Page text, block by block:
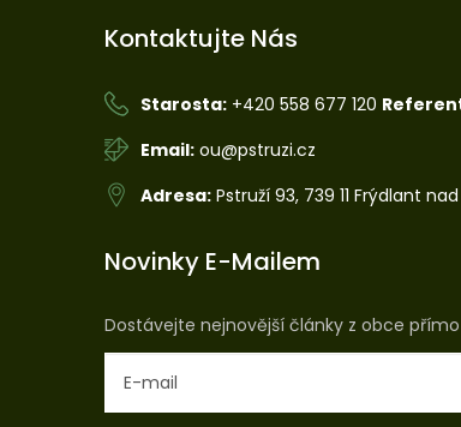
Kontaktujte Nás
Starosta: +420 558 677 120
Email: ou@pstruzi.cz
Adresa: Pstruží 93, 739 11 Frýdlant
Novinky E-Mailem
Dostávejte nejnovější články z obce